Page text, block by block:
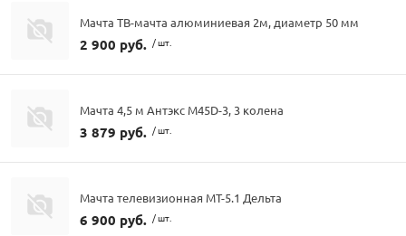
Мачта ТВ-мачта алюминиевая 2м, диаметр 50 мм
2 900 руб. / шт.
Мачта 4,5 м Антэкс M45D-3, 3 колена
3 879 руб. / шт.
Мачта телевизионная МТ-5.1 Дельта
6 900 руб. / шт.